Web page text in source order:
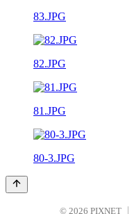
83.JPG
82.JPG
81.JPG
80-3.JPG
© 2026 PIXNET